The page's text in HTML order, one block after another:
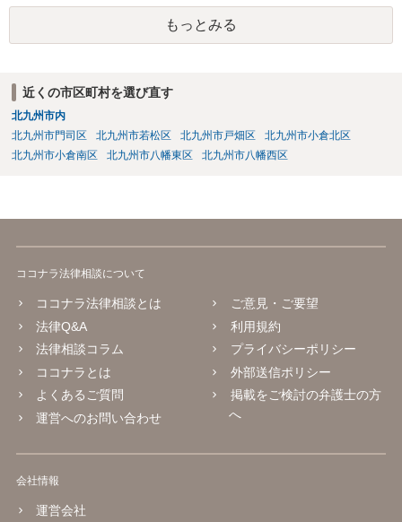
に児童の性的な部位(性器・性器の周辺・臀部・胸部)が露出または強調
されているものであり、性欲を興奮させる、または刺激するもの これ
らにあたらないという判断でしょう。 したがって、入手しても問題な
もっとみる
近くの市区町村を選び直す
北九州市内
北九州市門司区
北九州市若松区 北九州市戸畑区
北九州市小倉北区
北九州市小倉南区
北九州市八幡東区 北九州市八幡西区
ココナラ法律相談について
ココナラ法律相談とは
法律Q&A
法律相談コラム
ココナラとは
よくあるご質問
運営へのお問い合わせ
ご意見・ご要望
利用規約
プライバシーポリシー
外部送信ポリシー
掲載をご検討の弁護士の方
へ
会社情報
運営会社